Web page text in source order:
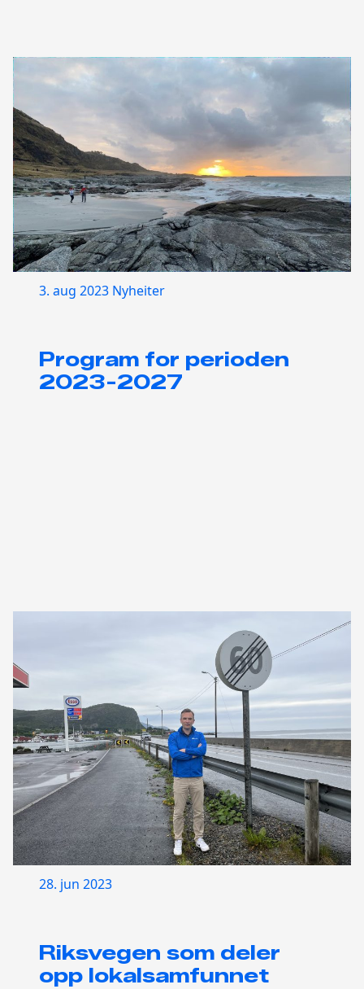
3. aug 2023 Nyheiter
Program for perioden
2023-2027
28. jun 2023
Riksvegen som deler
opp lokalsamfunnet